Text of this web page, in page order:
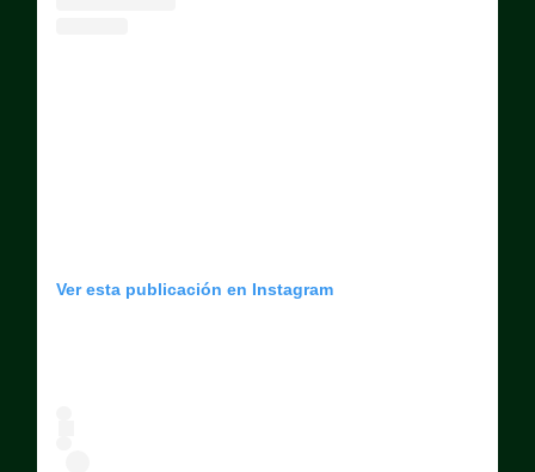
Ver esta publicación en Instagram